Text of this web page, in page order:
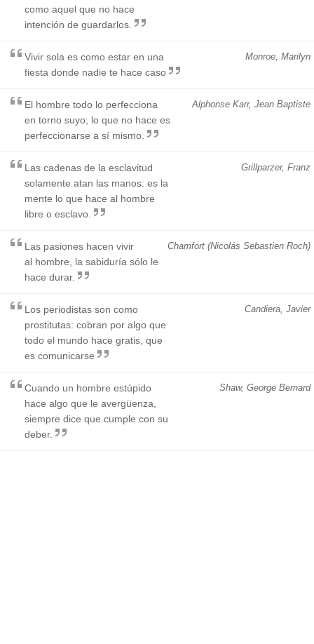
como aquel que no hace
intención de guardarlos.
Monroe, Marilyn
Vivir sola es como estar en una
fiesta donde nadie te hace caso
Alphonse Karr, Jean Baptiste
El hombre todo lo perfecciona
en torno suyo; lo que no hace es
perfeccionarse a sí mismo.
Grillparzer, Franz
Las cadenas de la esclavitud
solamente atan las manos: es la
mente lo que hace al hombre
libre o esclavo.
Chamfort (Nicolás Sebastien Roch)
Las pasiones hacen vivir
al hombre, la sabiduría sólo le
hace durar.
Candiera, Javier
Los periodistas son como
prostitutas: cobran por algo que
todo el mundo hace gratis, que
es comunicarse
Shaw, George Bernard
Cuando un hombre estúpido
hace algo que le avergüenza,
siempre dice que cumple con su
deber.